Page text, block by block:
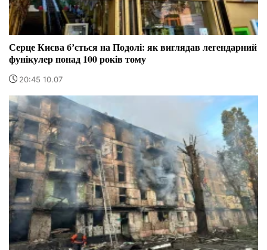
Серце Києва бʼється на Подолі: як виглядав легендарний
фунікулер понад 100 років тому
20:45 10.07